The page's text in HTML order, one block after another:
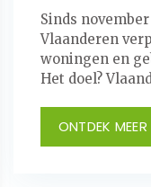
Sinds
Vlaanderen
woningen en
Het doel?
ONTDEK MEER